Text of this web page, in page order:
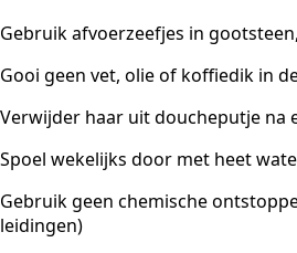
Gebruik afvoerzeefjes in
Gooi geen vet, olie of koffiedik in
Verwijder haar uit doucheputje na
Spoel wekelijks door met heet
Gebruik geen chemische
leidingen)